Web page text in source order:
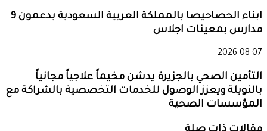
ابناء الحصاحيصا بالمملكة العربية السعودية يدعمون 9
مدارس بمعينات اجلاس
2026-08-07
التأمين الصحي بالجزيرة يدشن مخيماً علاجياً مجانياً
بالنويلة ويعزز الوصول للخدمات التخصصية بالشراكة مع
المؤسسات الصحية